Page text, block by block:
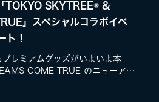
TOKYO SKYTREE® &
」スペシャルコラボイベ
ト！
レミアムグッズがいよいよ本
COME TRUE のニューアル